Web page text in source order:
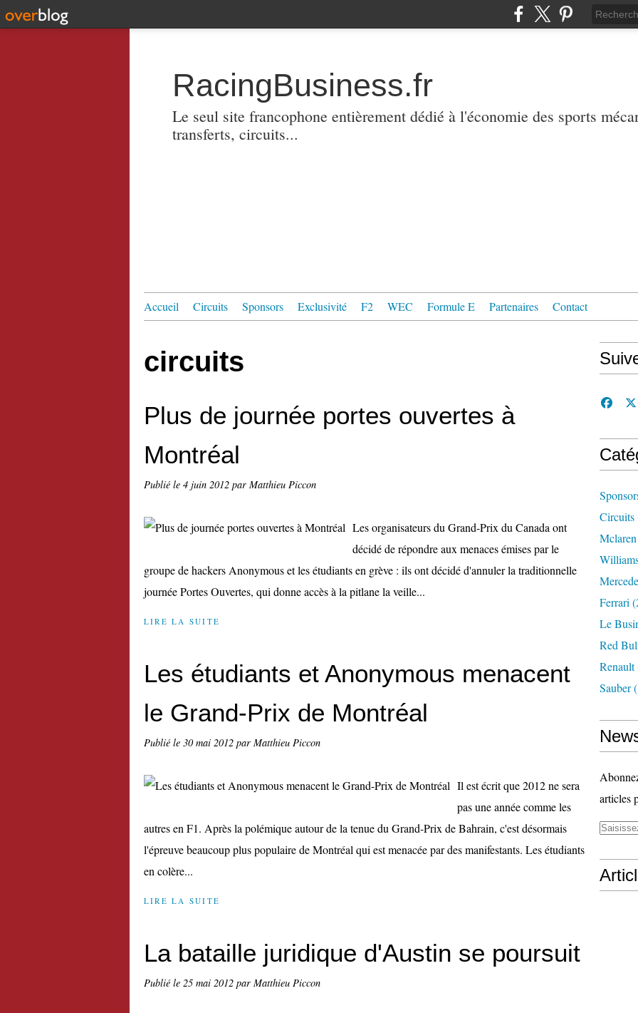
RacingBusiness.fr
Le seul site francophone entièrement dédié à l'économie des sports
transferts, circuits...
Accueil Circuits Sponsors Exclusivité F2 WEC Formule E Partenaires Contact
circuits
Plus de journée portes ouvertes à
Montréal
Publié le 4 juin 2012 par Matthieu Piccon
Les organisateurs du Grand-Prix du Canada ont
décidé de répondre aux menaces émises par le
groupe de hackers Anonymous et les étudiants en grève : ils ont décidé d'annuler la traditionnelle
journée Portes Ouvertes, qui donne accès à la pitlane la veille...
LIRE LA SUITE
Les étudiants et Anonymous menacent
le Grand-Prix de Montréal
Publié le 30 mai 2012 par Matthieu Piccon
Il est écrit que 2012 ne sera
pas une année comme les
autres en F1. Après la polémique autour de la tenue du Grand-Prix de Bahrain, c'est désormais
l'épreuve beaucoup plus populaire de Montréal qui est menacée par des manifestants. Les étudiants
en colère...
LIRE LA SUITE
La bataille juridique d'Austin se poursuit
Publié le 25 mai 2012 par Matthieu Piccon
Circuits
Mclaren
Ferrari
Le
Red
Renault
Sauber
articles